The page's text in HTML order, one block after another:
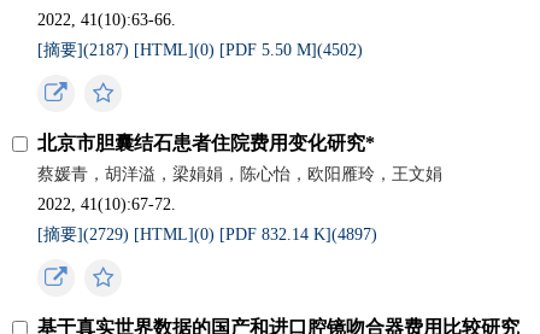
2022, 41(10):63-66.
[摘要](2187) [HTML](0) [PDF 5.50 M](4502)
北京市胆囊结石患者住院费用变化研究*
蔡媛青，胡洋溢，梁娟娟，陈心怡，欧阳雁玲，王文娟
2022, 41(10):67-72.
[摘要](2729) [HTML](0) [PDF 832.14 K](4897)
基于真实世界数据的国产和进口腔镜吻合器费用比较研究